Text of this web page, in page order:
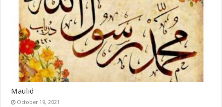
Maulid
October 19, 2021